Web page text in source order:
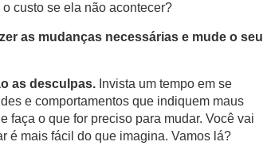
custo se ela não acontecer?
as mudanças necessárias e mude o seu
as desculpas. Invista um tempo em se
e comportamentos que indiquem maus
faça o que for preciso para mudar. Você vai
é mais fácil do que imagina. Vamos lá?